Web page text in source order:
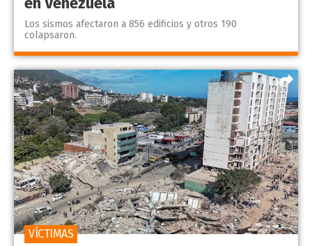
Los sismos afectaron a 856 edificios y otros 190
colapsaron.
VÍCTIMAS